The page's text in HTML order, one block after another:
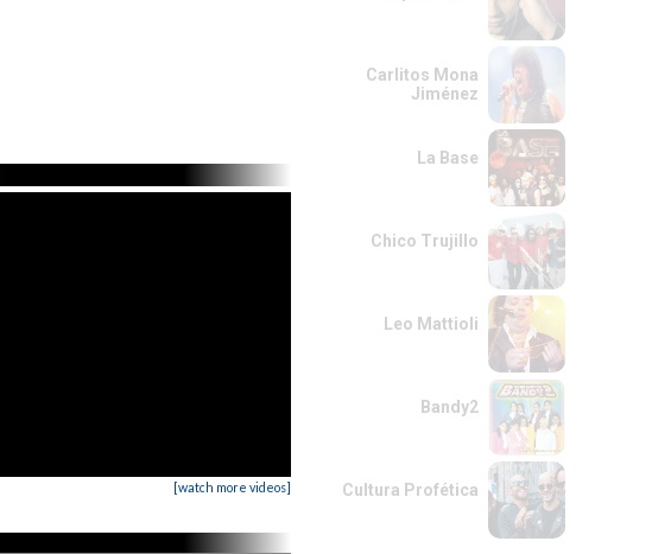
[watch more videos]
Carlitos Mona
Jiménez
La Base
Chico Trujillo
Leo Mattioli
Bandy2
Cultura Profética